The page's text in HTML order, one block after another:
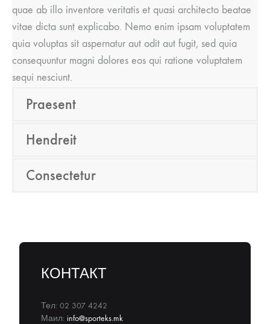
quae ab illo inventore veritatis et quasi architecto beatae
vitae dicta sunt explicabo. Nemo enim ipsam voluptatem
quia voluptas sit aspernatur aut odit aut fugit, sed quia
consequuntur magni dolores eos qui ratione voluptatem
sequi nesciunt.
Praesent
Hendreit
Consectetur
КОНТАКТ
Тел: 02 307 4242
Маил: info@sporteks.mk